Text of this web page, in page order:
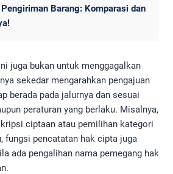
Barang: Komparasi dan
juga bukan untuk menggagalkan
sekedar mengarahkan pengajuan
berada pada jalurnya dan sesuai
peraturan yang berlaku. Misalnya,
ciptaan atau pemilihan kategori
fungsi pencatatan hak cipta juga
ada pengalihan nama pemegang hak